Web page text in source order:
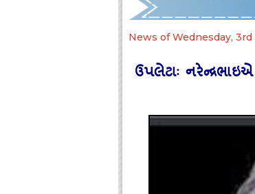
News of Wednesday,
ઉપલેટાઃ